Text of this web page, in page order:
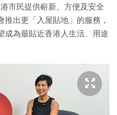
市民提供嶄新、方便及安全
出更「入屋貼地」的服務，
成為最貼近香港人生活、用途